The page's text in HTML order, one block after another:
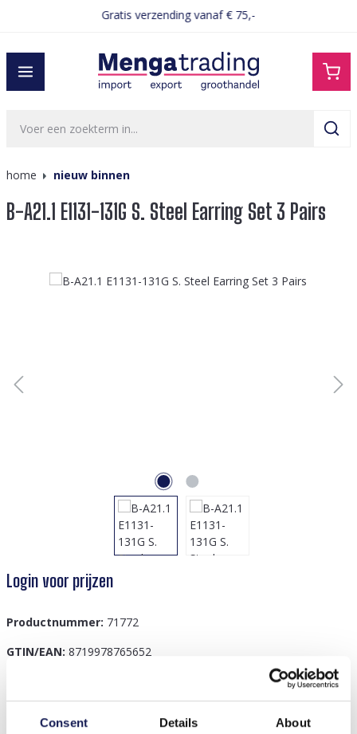
Consent Details About
Gratis verzending vanaf € 75,-
home nieuw binnen
B-A21.1 E1131-131G S. Steel Earring Set 3 Pairs
Afbeeldingengalerij overslaan
Login voor prijzen
Productnummer: 71772
GTIN/EAN: 8719978765652
Beschrijving